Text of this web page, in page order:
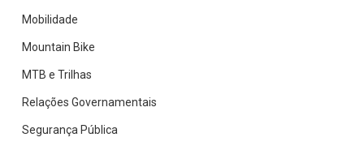
Mobilidade
Mountain Bike
MTB e Trilhas
Relações Governamentais
Segurança Pública